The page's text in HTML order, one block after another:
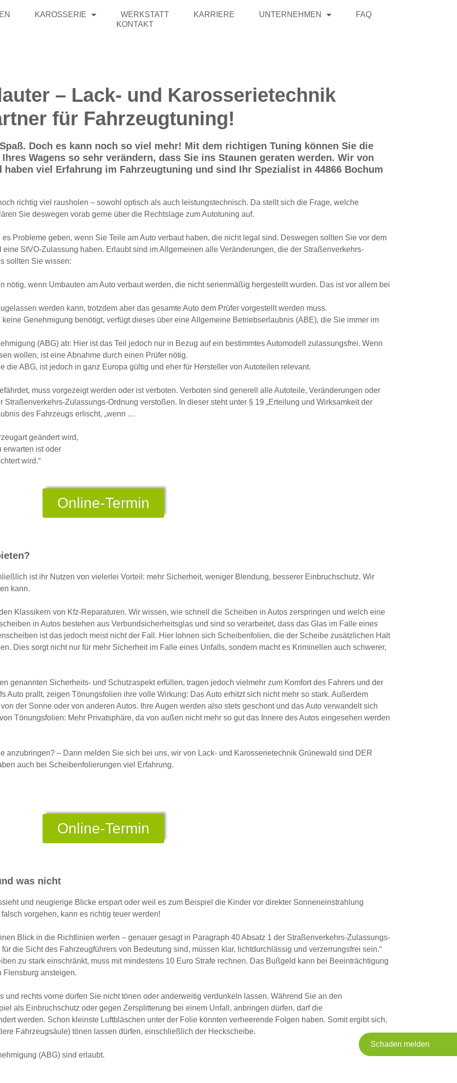
KAROSSERIE WERKSTATT KARRIERE UNTERNEHMEN
FAQ
KONTAKT
– Lack- und Karosserietechnik
für Fahrzeugtuning!
Doch es kann noch so viel mehr! Mit dem richtigen Tuning können Sie die
Wagens so sehr verändern, dass Sie ins Staunen geraten werden. Wir von
viel Erfahrung im Fahrzeugtuning und sind Ihr Spezialist in 44866 Bochum
richtig viel rausholen – sowohl optisch als auch leistungstechnisch. Da stellt sich die Frage, welche
Sie deswegen vorab gerne über die Rechtslage zum Autotuning auf.
Probleme geben, wenn Sie Teile am Auto verbaut haben, die nicht legal sind. Deswegen sollten Sie vor dem
StVO-Zulassung haben. Erlaubt sind im Allgemeinen alle Veränderungen, die der Straßenverkehrs-
sollten Sie wissen:
nötig, wenn Umbauten am Auto verbaut werden, die nicht serienmäßig hergestellt wurden. Das ist vor allem bei
werden kann, trotzdem aber das gesamte Auto dem Prüfer vorgestellt werden muss.
Genehmigung benötigt, verfügt dieses über eine Allgemeine Betriebserlaubnis (ABE), die Sie immer im
(ABG) ab: Hier ist das Teil jedoch nur in Bezug auf ein bestimmtes Automodell zulassungsfrei. Wenn
wollen, ist eine Abnahme durch einen Prüfer nötig.
die ABG, ist jedoch in ganz Europa gültig und eher für Hersteller von Autoteilen relevant.
muss vorgezeigt werden oder ist verboten. Verboten sind generell alle Autoteile, Veränderungen oder
Zulassungs-Ordnung verstoßen. In dieser steht unter § 19 „Erteilung und Wirksamkeit der
des Fahrzeugs erlischt, „wenn …
geändert wird,
erwarten ist oder
wird.“
Online-Termin
ist ihr Nutzen von vielerlei Vorteil: mehr Sicherheit, weniger Blendung, besserer Einbruchschutz. Wir
kann.
Klassikern von Kfz-Reparaturen. Wir wissen, wie schnell die Scheiben in Autos zerspringen und welch eine
in Autos bestehen aus Verbundsicherheitsglas und sind so verarbeitet, dass das Glas im Falle eines
ist das jedoch meist nicht der Fall. Hier lohnen sich Scheibenfolien, die der Scheibe zusätzlichen Halt
Dies sorgt nicht nur für mehr Sicherheit im Falle eines Unfalls, sondern macht es Kriminellen auch schwerer,
genannten Sicherheits- und Schutzaspekt erfüllen, tragen jedoch vielmehr zum Komfort des Fahrers und der
Auto prallt, zeigen Tönungsfolien ihre volle Wirkung: Das Auto erhitzt sich nicht mehr so stark. Außerdem
der Sonne oder von anderen Autos. Ihre Augen werden also stets geschont und das Auto verwandelt sich
Tönungsfolien: Mehr Privatsphäre, da von außen nicht mehr so gut das Innere des Autos eingesehen werden
anzubringen? – Dann melden Sie sich bei uns, wir von Lack- und Karosserietechnik Grünewald sind DER
auch bei Scheibenfolierungen viel Erfahrung.
Online-Termin
was nicht
und neugierige Blicke erspart oder weil es zum Beispiel die Kinder vor direkter Sonneneinstrahlung
vorgehen, kann es richtig teuer werden!
Blick in die Richtlinien werfen – genauer gesagt in Paragraph 40 Absatz 1 der Straßenverkehrs-Zulassungs-
die Sicht des Fahrzeugführers von Bedeutung sind, müssen klar, lichtdurchlässig und verzerrungsfrei sein.“
zu stark einschränkt, muss mit mindestens 10 Euro Strafe rechnen. Das Bußgeld kann bei Beeinträchtigung
Flensburg ansteigen.
und rechts vorne dürfen Sie nichttönen oder anderweitig verdunkeln lassen. Während Sie an den
als Einbruchschutz oder gegen Zersplitterung bei einem Unfall, anbringen dürfen, darf die
werden. Schon kleinste Luftbläschen unter der Folie könnten verheerende Folgen haben. Somit ergibt sich,
Fahrzeugsäule) tönen lassen dürfen, einschließlich der Heckscheibe.
(ABG) sind erlaubt.
Schaden melden